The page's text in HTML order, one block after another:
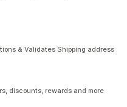
& Validates Shipping address
discounts, rewards and more